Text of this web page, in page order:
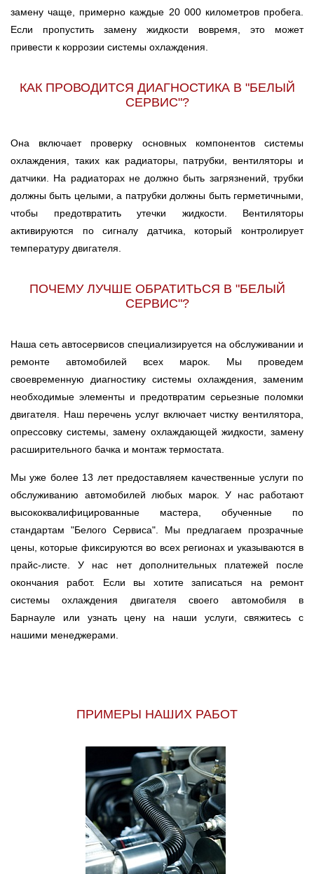
замену чаще, примерно каждые 20 000 километров пробега.
Если пропустить замену жидкости вовремя, это может
привести к коррозии системы охлаждения.
КАК ПРОВОДИТСЯ ДИАГНОСТИКА В "БЕЛЫЙ
СЕРВИС"?
Она включает проверку основных компонентов системы
охлаждения, таких как радиаторы, патрубки, вентиляторы и
датчики. На радиаторах не должно быть загрязнений, трубки
должны быть целыми, а патрубки должны быть герметичными,
чтобы предотвратить утечки жидкости. Вентиляторы
активируются по сигналу датчика, который контролирует
температуру двигателя.
ПОЧЕМУ ЛУЧШЕ ОБРАТИТЬСЯ В "БЕЛЫЙ
СЕРВИС"?
Наша сеть автосервисов специализируется на обслуживании и
ремонте автомобилей всех марок. Мы проведем
своевременную диагностику системы охлаждения, заменим
необходимые элементы и предотвратим серьезные поломки
двигателя. Наш перечень услуг включает чистку вентилятора,
опрессовку системы, замену охлаждающей жидкости, замену
расширительного бачка и монтаж термостата.
Мы уже более 13 лет предоставляем качественные услуги по
обслуживанию автомобилей любых марок. У нас работают
высококвалифицированные мастера, обученные по
стандартам "Белого Сервиса". Мы предлагаем прозрачные
цены, которые фиксируются во всех регионах и указываются в
прайс-листе. У нас нет дополнительных платежей после
окончания работ. Если вы хотите записаться на ремонт
системы охлаждения двигателя своего автомобиля в
Барнауле или узнать цену на наши услуги, свяжитесь с
нашими менеджерами.
ПРИМЕРЫ НАШИХ РАБОТ